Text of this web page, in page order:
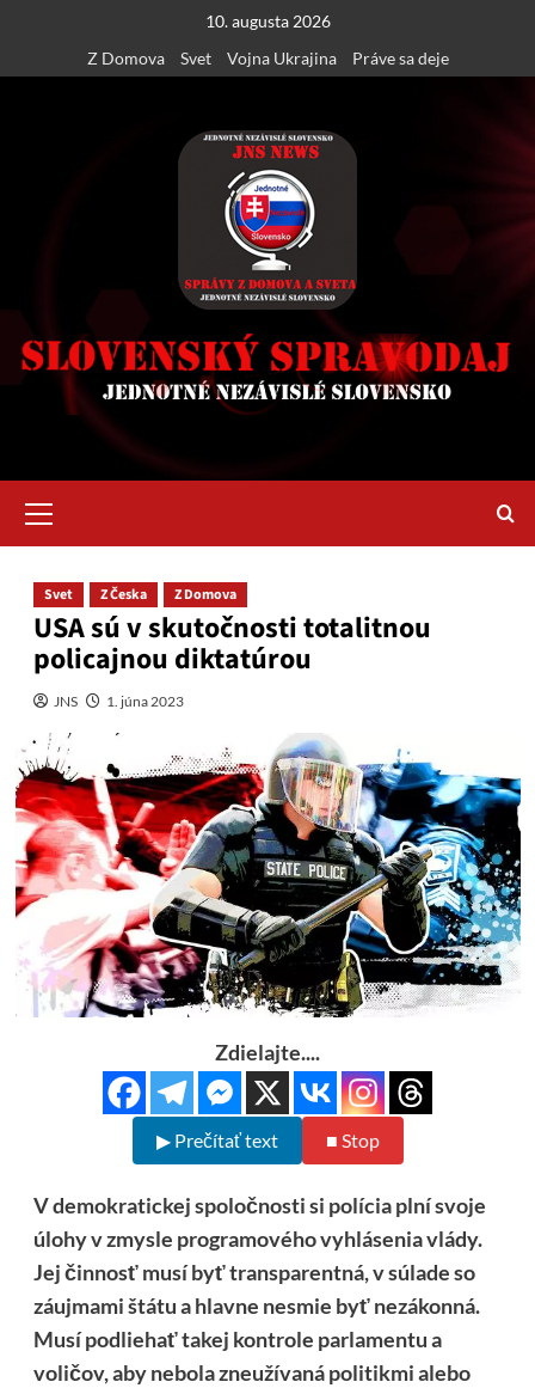
content
10. augusta 2026
Z Domova
Svet Vojna Ukrajina Práve sa deje
Menu
Svet Z Česka Z Domova
USA sú v skutočnosti totalitnou
policajnou diktatúrou
JNS 1. júna 2023
Zdielajte....
▶ Prečítať text ■ Stop
V demokratickej spoločnosti si polícia plní svoje
úlohy v zmysle programového vyhlásenia vlády.
Jej činnosť musí byť transparentná, v súlade so
záujmami štátu a hlavne nesmie byť nezákonná.
Musí podliehať takej kontrole parlamentu a
voličov, aby nebola zneužívaná politikmi alebo